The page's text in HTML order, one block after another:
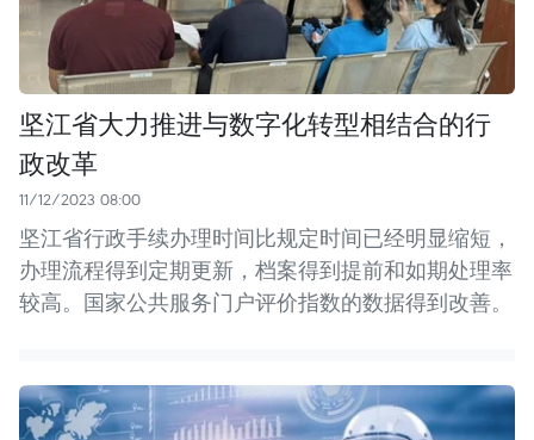
坚江省大力推进与数字化转型相结合的行
政改革
11/12/2023 08:00
坚江省行政手续办理时间比规定时间已经明显缩短，
办理流程得到定期更新，档案得到提前和如期处理率
较高。国家公共服务门户评价指数的数据得到改善。